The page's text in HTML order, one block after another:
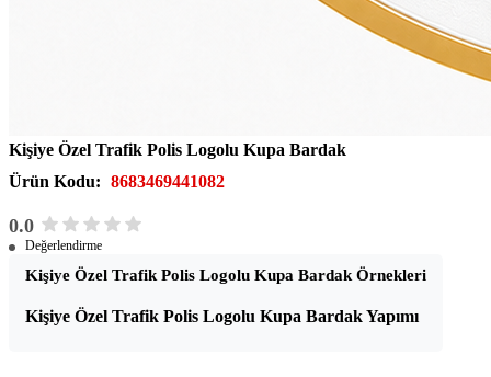
Kişiye Özel Trafik Polis Logolu Kupa Bardak
Ürün Kodu: 8683469441082
0.0
Değerlendirme
Kişiye Özel Trafik Polis Logolu Kupa Bardak Örnekleri
Kişiye Özel Trafik Polis Logolu Kupa Bardak Yapımı